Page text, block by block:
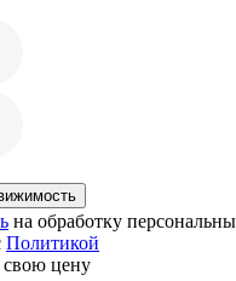
на обработку
Политикой